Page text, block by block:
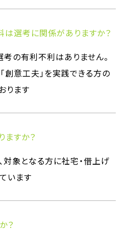
は選考に関係がありますか？
考の有利不利はありません。
創意工夫」を実践できる方の
ります
ますか？
対象となる方に社宅・借上げ
います
？